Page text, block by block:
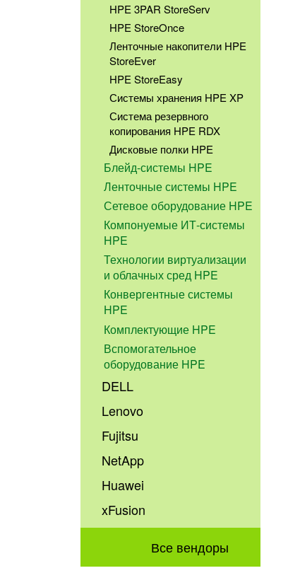
HPE 3PAR StoreServ
HPE StoreOnce
Ленточные накопители HPE
StoreEver
HPE StoreEasy
Системы хранения HPE XP
Система резервного
копирования HPE RDX
Дисковые полки HPE
Блейд-системы HPE
Ленточные системы HPE
Сетевое оборудование HPE
Компонуемые ИТ-системы
HPE
Технологии виртуализации
и облачных сред HPE
Конвергентные системы
HPE
Комплектующие HPE
Вспомогательное
оборудование HPE
DELL
Lenovo
Fujitsu
NetApp
Huawei
xFusion
Все вендоры